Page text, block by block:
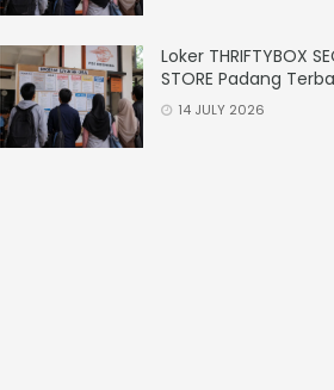
Loker THRIFTYBOX
STORE Padang
14 JULY 2026